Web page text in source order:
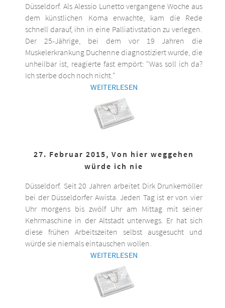
Düsseldorf. Als Alessio Lunetto vergangene Woche aus
dem künstlichen Koma erwachte, kam die Rede
schnell darauf, ihn in eine Palliativstation zu verlegen.
Der 25-Jährige, bei dem vor 19 Jahren die
Muskelerkrankung Duchenne diagnostiziert wurde, die
unheilbar ist, reagierte fast empört: "Was soll ich da?
Ich sterbe doch noch nicht."
WEITERLESEN
27. Februar 2015, Von hier weggehen
würde ich nie
Düsseldorf. Seit 20 Jahren arbeitet Dirk Drunkemöller
bei der Düsseldorfer Awista. Jeden Tag ist er von vier
Uhr morgens bis zwölf Uhr am Mittag mit seiner
Kehrmaschine in der Altstadt unterwegs. Er hat sich
diese frühen Arbeitszeiten selbst ausgesucht und
würde sie niemals eintauschen wollen.
WEITERLESEN